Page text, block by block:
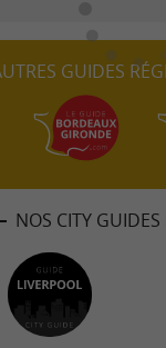
GUIDES
NOS CITY